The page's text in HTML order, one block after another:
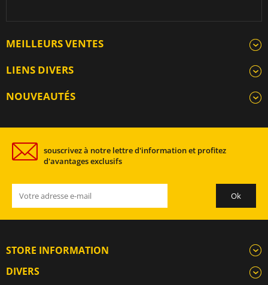
MEILLEURS VENTES
LIENS DIVERS
NOUVEAUTÉS
souscrivez à notre lettre d'information et profitez
d'avantages exclusifs
STORE INFORMATION
DIVERS